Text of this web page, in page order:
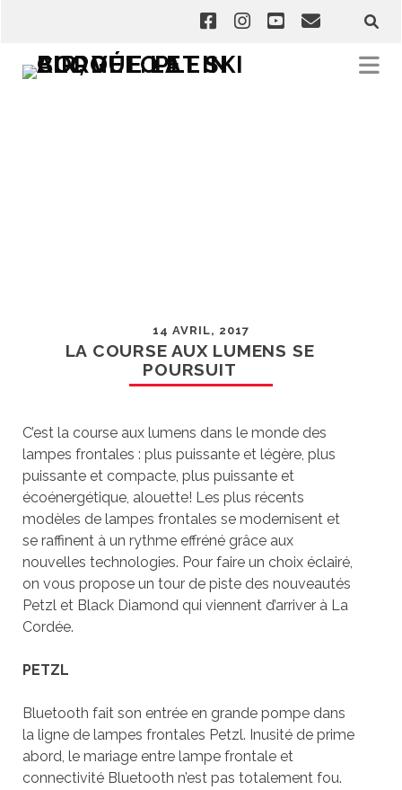
14 AVRIL, 2017
LA COURSE AUX LUMENS SE
POURSUIT
C’est la course aux lumens dans le monde des
lampes frontales : plus puissante et légère, plus
puissante et compacte, plus puissante et
écoénergétique, alouette! Les plus récents
modèles de lampes frontales se modernisent et
se raffinent à un rythme effréné grâce aux
nouvelles technologies. Pour faire un choix éclairé,
on vous propose un tour de piste des nouveautés
Petzl et Black Diamond qui viennent d’arriver à La
Cordée.
PETZL
Bluetooth fait son entrée en grande pompe dans
la ligne de lampes frontales Petzl. Inusité de prime
abord, le mariage entre lampe frontale et
connectivité Bluetooth n’est pas totalement fou.